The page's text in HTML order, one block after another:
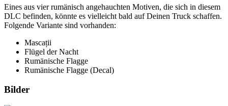
Eines aus vier rumänisch angehauchten Motiven, die sich in diesem
DLC befinden, könnte es vielleicht bald auf Deinen Truck schaffen.
Folgende Variante sind vorhanden:
Mascații
Flügel der Nacht
Rumänische Flagge
Rumänische Flagge (Decal)
Bilder